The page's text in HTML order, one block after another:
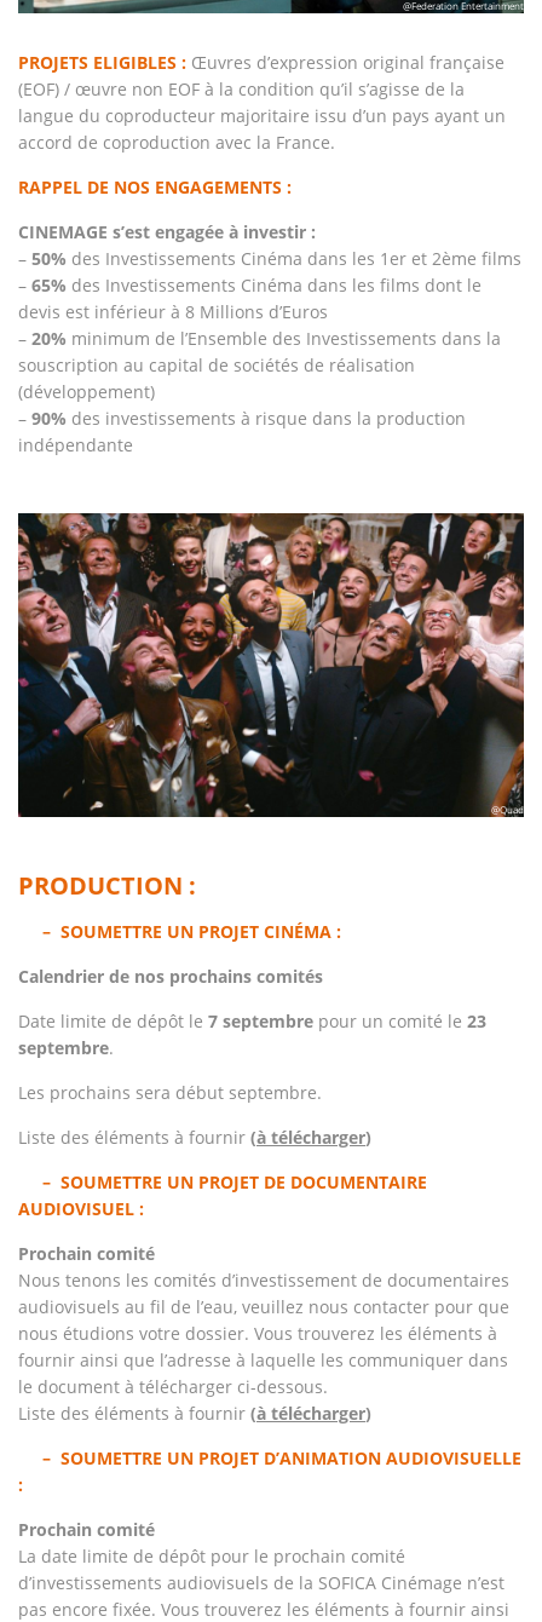
@Federation Entertainment
PROJETS ELIGIBLES : Œuvres d’expression original française
(EOF) / œuvre non EOF à la condition qu’il s’agisse de la
langue du coproducteur majoritaire issu d’un pays ayant un
accord de coproduction avec la France.
RAPPEL DE NOS ENGAGEMENTS :
CINEMAGE s’est engagée à investir :
– 50% des Investissements Cinéma dans les 1er et 2ème films
– 65% des Investissements Cinéma dans les films dont le
devis est inférieur à 8 Millions d’Euros
– 20% minimum de l’Ensemble des Investissements dans la
souscription au capital de sociétés de réalisation
(développement)
– 90% des investissements à risque dans la production
indépendante
PRODUCTION :
– SOUMETTRE UN PROJET CINÉMA :
Calendrier de nos prochains comités
Date limite de dépôt le 7 septembre pour un comité le 23
septembre.
Les prochains sera début septembre.
Liste des éléments à fournir (à télécharger)
– SOUMETTRE UN PROJET DE DOCUMENTAIRE
AUDIOVISUEL :
Prochain comité
Nous tenons les comités d’investissement de documentaires
audiovisuels au fil de l’eau, veuillez nous contacter pour que
nous étudions votre dossier. Vous trouverez les éléments à
fournir ainsi que l’adresse à laquelle les communiquer dans
le document à télécharger ci-dessous.
Liste des éléments à fournir (à télécharger)
– SOUMETTRE UN PROJET D’ANIMATION AUDIOVISUELLE
:
Prochain comité
La date limite de dépôt pour le prochain comité
d’investissements audiovisuels de la SOFICA Cinémage n’est
pas encore fixée. Vous trouverez les éléments à fournir ainsi
@Quad